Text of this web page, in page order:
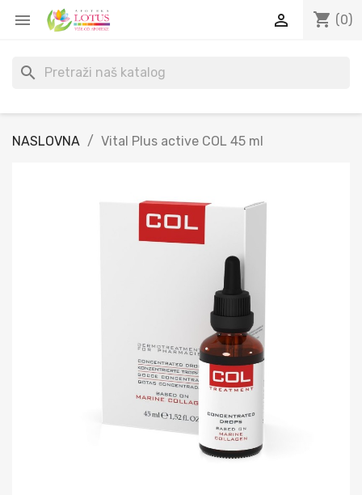
 shopping_cart (0)

search
NASLOVNA Vital Plus active COL 45 ml